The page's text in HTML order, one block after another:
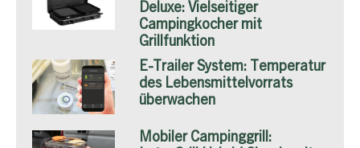
Deluxe: Vielseitiger
Campingkocher mit
Grillfunktion
E-Trailer System: Temperatur
des Lebensmittelvorrats
überwachen
Mobiler Campinggrill: